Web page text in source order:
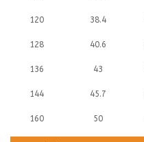
120 38.4
128 40.6
136 43
144 45.7
160 50